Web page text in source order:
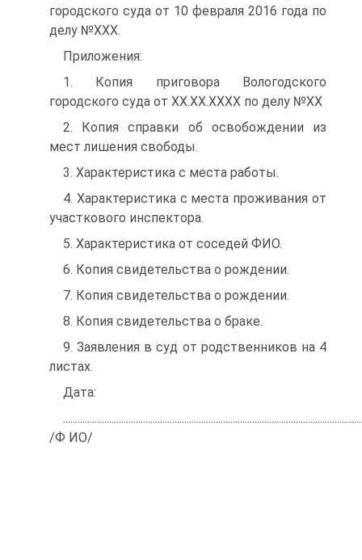
городского суда от 10 февраля 2016 года по
делу №ХХХ.
Приложения:
1. Копия приговора Вологодского
городского суда от ХХ.ХХ.ХХХХ по делу №ХХ
2. Копия справки об освобождении из
мест лишения свободы.
3. Характеристика с места работы.
4. Характеристика с места проживания от
участкового инспектора.
5. Характеристика от соседей ФИО.
6. Копия свидетельства о рождении.
7. Копия свидетельства о рождении.
8. Копия свидетельства о браке.
9. Заявления в суд от родственников на 4
листах.
Дата:
/Ф ИО/